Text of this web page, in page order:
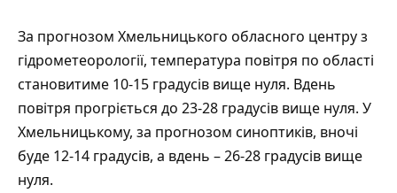
За прогнозом Хмельницького обласного центру з
гідрометеорології, температура повітря по області
становитиме 10-15 градусів вище нуля. Вдень
повітря прогріється до 23-28 градусів вище нуля. У
Хмельницькому, за прогнозом синоптиків, вночі
буде 12-14 градусів, а вдень – 26-28 градусів вище
нуля.